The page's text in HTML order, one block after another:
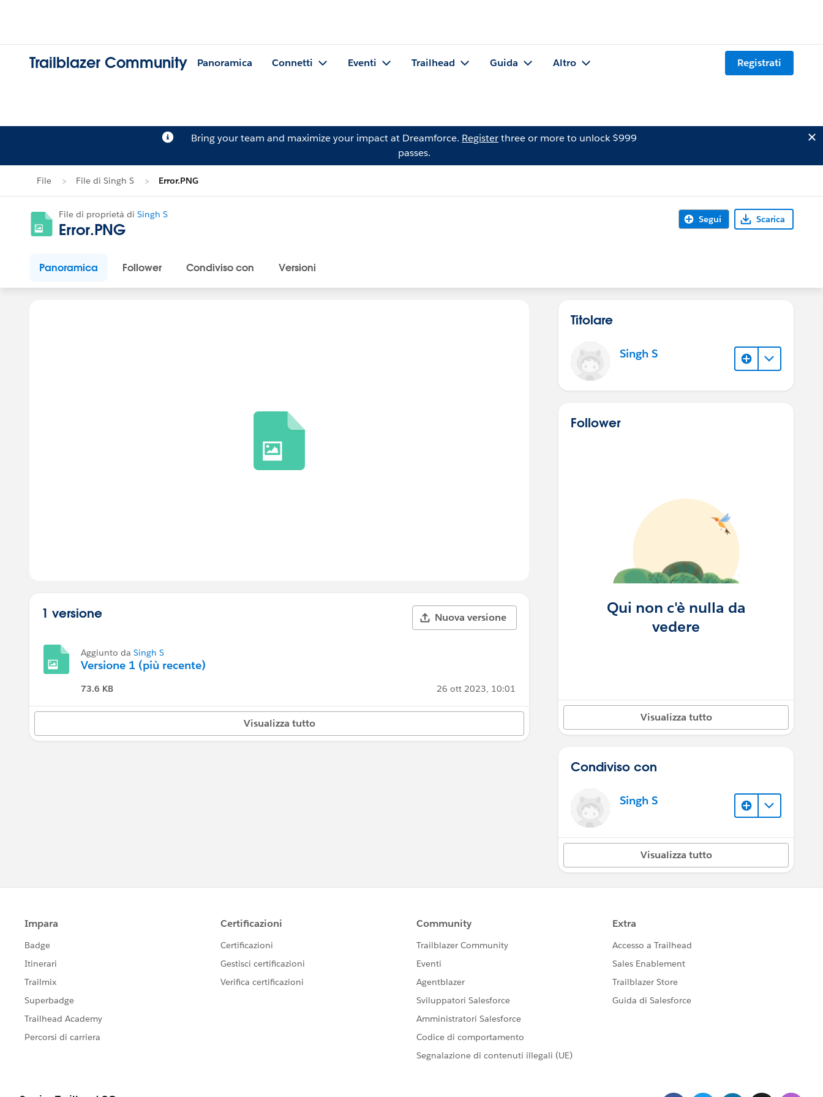
Trailblazer Community Panoramica Connetti Eventi Trailhead Guida Altro Registrati
Bring your team and maximize your impact at Dreamforce. Registerthree or more to unlock $999
passes.
File File di Singh S Error.PNG
File di proprietà di Singh S
Error.PNG
Segui Scarica
Panoramica Follower Condiviso con Versioni
1 versione Nuova versione
Aggiunto da Singh S
Versione 1 (più recente)
73.6 KB 26 ott 2023, 10:01
Visualizza tutto
Titolare
Singh S
Follower
Qui non c'è nulla da
vedere
Visualizza tutto
Condiviso con
Singh S
Visualizza tutto